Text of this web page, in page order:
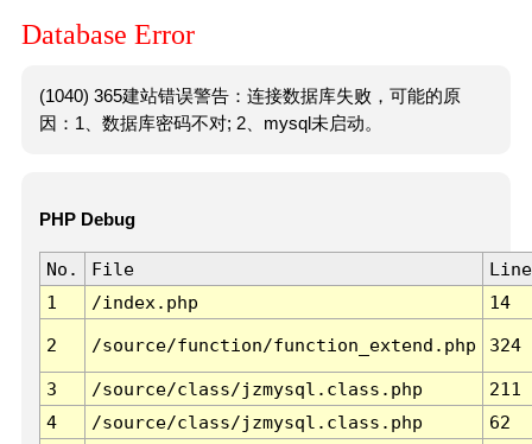
Database Error
(1040) 365建站错误警告：连接数据库失败，可能的原
因：1、数据库密码不对; 2、mysql未启动。
PHP Debug
No. File
Line
1
/index.php 14
2 /source/function/function_extend.php 324
3 /source/class/jzmysql.class.php
211
4
/source/class/jzmysql.class.php
62